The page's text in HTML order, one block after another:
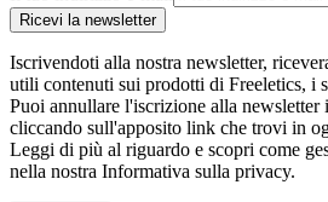
Ricevi la newsletter
Iscrivendoti alla nostra newsletter,
utili contenuti sui prodotti di Freeletics, i
Puoi annullare l'iscrizione alla newsletter
cliccando sull'apposito link che trovi in
Leggi di più al riguardo e scopri come
nella nostra Informativa sulla privacy.